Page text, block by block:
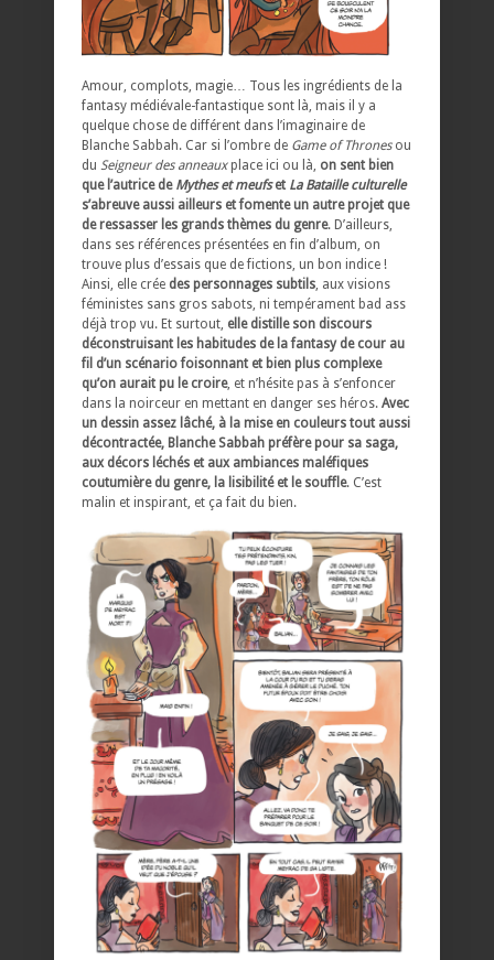
Amour, complots, magie… Tous les ingrédients de la
fantasy médiévale-fantastique sont là, mais il y a
quelque chose de différent dans l’imaginaire de
Blanche Sabbah. Car si l’ombre de Game of Thronesou
du Seigneur des anneauxplace ici ou là, on sent bien
que l’autrice de Mythes et meufset La Bataille culturelle
s’abreuve aussi ailleurs et fomente un autre projet que
de ressasser les grands thèmes du genre. D’ailleurs,
dans ses références présentées en fin d’album, on
trouve plus d’essais que de fictions, un bon indice !
Ainsi, elle crée des personnages subtils , aux visions
féministes sans gros sabots, ni tempérament bad ass
déjà trop vu. Et surtout, elle distille son discours
déconstruisant les habitudes de la fantasy de cour au
fil d’un scénario foisonnant et bien plus complexe
qu’on aurait pu le croire, et n’hésite pas à s’enfoncer
dans la noirceur en mettant en danger ses héros. Avec
un dessin assez lâché, à la mise en couleurs tout aussi
décontractée, Blanche Sabbah préfère pour sa saga,
aux décors léchés et aux ambiances maléfiques
coutumière du genre, la lisibilité et le souffle. C’est
malin et inspirant, et ça fait du bien.